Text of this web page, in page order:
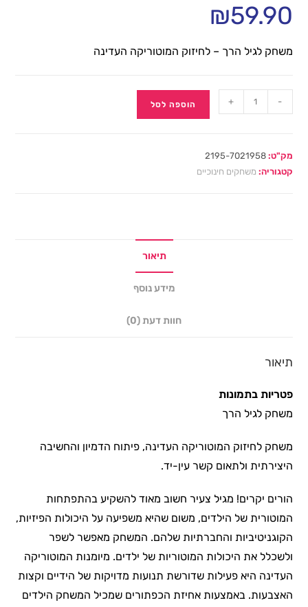
₪59.90
משחק לגיל הרך – לחיזוק המוטוריקה העדינה
-
+ הוספה לסל
מק"ט:2195-7021958
קטגוריה: משחקים חינוכיים
תיאור
מידע נוסף
חוות דעת (0)
תיאור
פטריות בתמונות
משחק לגיל הרך
משחק לחיזוק המוטוריקה העדינה, פיתוח הדמיון והחשיבה
היצירתית ולתאום קשר עין-יד.
הורים יקרים! מגיל צעיר חשוב מאוד להשקיע בהתפתחות
המוטורית של הילדים, משום שהיא משפיעה על היכולות הפיזיות,
הקוגניטיביות והחברתיות שלהם. המשחק מאפשר לשפר
ולשכלל את היכולות המוטוריות של ילדים. מיומנות המוטוריקה
העדינה היא פעילות שדורשת תנועות מדויקות של הידיים וקצות
האצבעות. באמצעות אחיזת הכפתורים שמכיל המשחק הילדים